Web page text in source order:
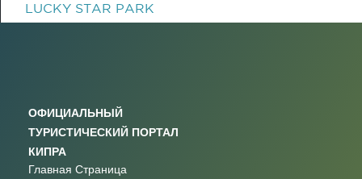
LUCKY STAR PARK
ОФИЦИАЛЬНЫЙ
ТУРИСТИЧЕСКИЙ ПОРТАЛ
КИПРА
Главная Страница